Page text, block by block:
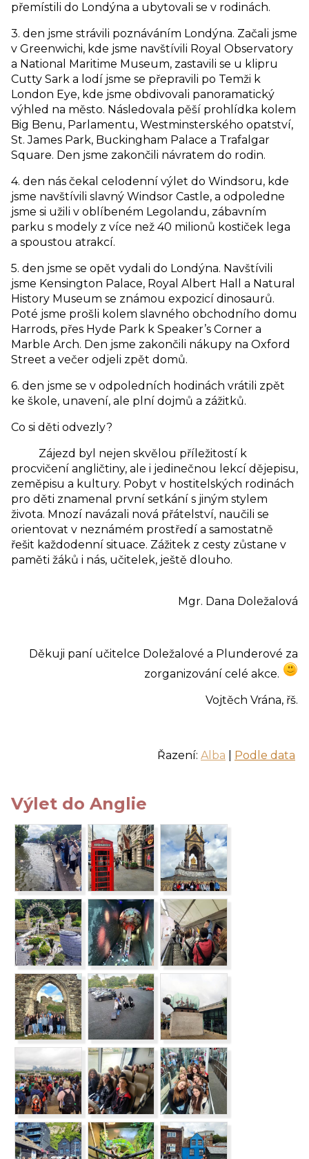
přemístili do Londýna a ubytovali se v rodinách.
3. den jsme strávili poznáváním Londýna. Začali jsme
v Greenwichi, kde jsme navštívili Royal Observatory
a National Maritime Museum, zastavili se u klipru
Cutty Sark a lodí jsme se přepravili po Temži k
London Eye, kde jsme obdivovali panoramatický
výhled na město. Následovala pěší prohlídka kolem
Big Benu, Parlamentu, Westminsterského opatství,
St. James Park, Buckingham Palace a Trafalgar
Square. Den jsme zakončili návratem do rodin.
4. den nás čekal celodenní výlet do Windsoru, kde
jsme navštívili slavný Windsor Castle, a odpoledne
jsme si užili v oblíbeném Legolandu, zábavním
parku s modely z více než 40 milionů kostiček lega
a spoustou atrakcí.
5. den jsme se opět vydali do Londýna. Navštívili
jsme Kensington Palace, Royal Albert Hall a Natural
History Museum se známou expozicí dinosaurů.
Poté jsme prošli kolem slavného obchodního domu
Harrods, přes Hyde Park k Speaker’s Corner a
Marble Arch. Den jsme zakončili nákupy na Oxford
Street a večer odjeli zpět domů.
6. den jsme se v odpoledních hodinách vrátili zpět
ke škole, unavení, ale plní dojmů a zážitků.
Co si děti odvezly?
Zájezd byl nejen skvělou příležitostí k
procvičení angličtiny, ale i jedinečnou lekcí dějepisu,
zeměpisu a kultury. Pobyt v hostitelských rodinách
pro děti znamenal první setkání s jiným stylem
života. Mnozí navázali nová přátelství, naučili se
orientovat v neznámém prostředí a samostatně
řešit každodenní situace. Zážitek z cesty zůstane v
paměti žáků i nás, učitelek, ještě dlouho.
Mgr. Dana Doležalová
Děkuji paní učitelce Doležalové a Plunderové za
zorganizování celé akce.
Vojtěch Vrána, řš.
Řazení: Alba Podle data
Výlet do Anglie